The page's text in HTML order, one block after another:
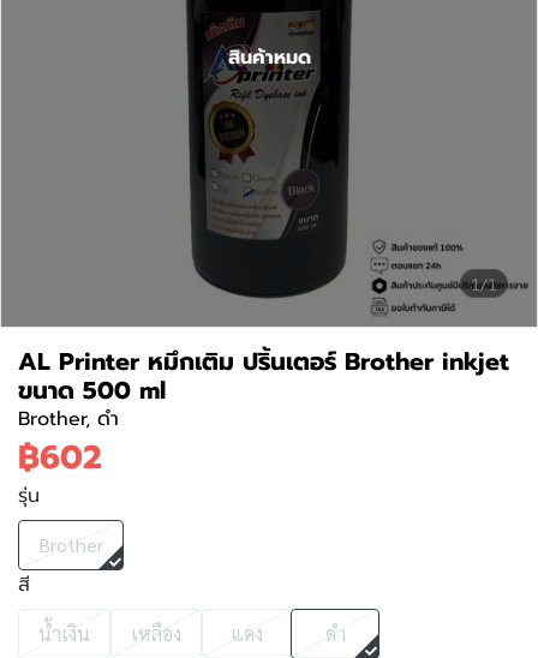
1/1
สินค้าหมด
AL Printer หมึกเติม ปริ้นเตอร์ Brother inkjet
ขนาด 500 ml
Brother, ดำ
฿602
รุ่น
Brother
สี
น้ำเงิน เหลือง แดง ดำ